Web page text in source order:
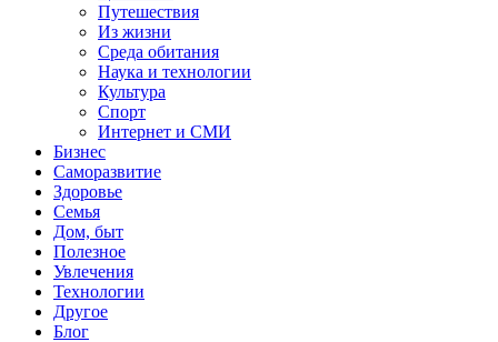
Путешествия
Из жизни
Среда обитания
Наука и технологии
Культура
Спорт
Интернет и СМИ
Бизнес
Саморазвитие
Здоровье
Семья
Дом, быт
Полезное
Увлечения
Технологии
Другое
Блог